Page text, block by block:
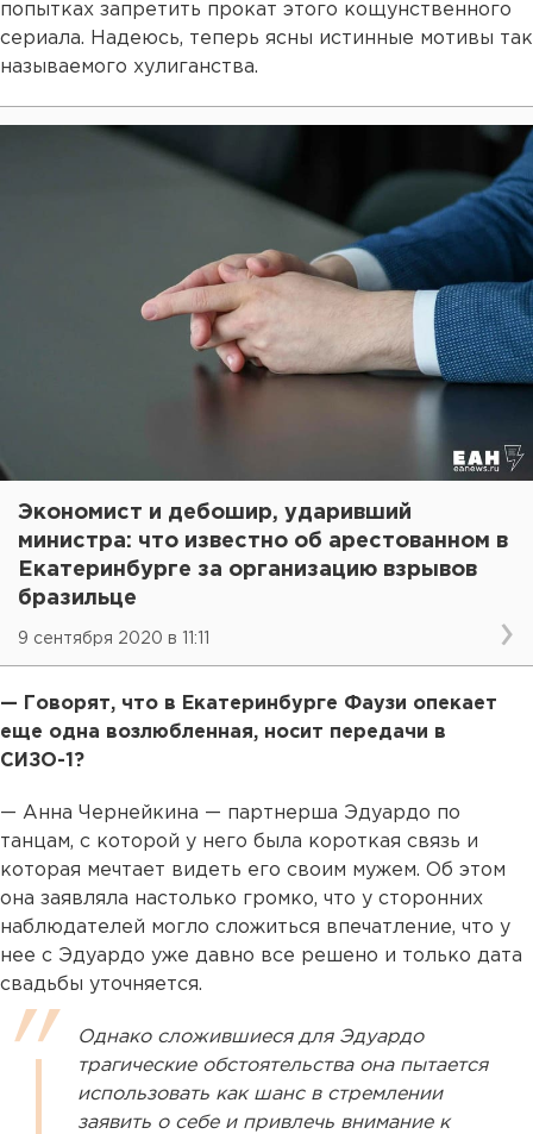
попытках запретить прокат этого кощунственного
сериала. Надеюсь, теперь ясны истинные мотивы так
называемого хулиганства.
Экономист и дебошир, ударивший
министра: что известно об арестованном в
Екатеринбурге за организацию взрывов
бразильце
9 сентября 2020 в 11:11
— Говорят, что в Екатеринбурге Фаузи опекает
еще одна возлюбленная, носит передачи в
СИЗО-1?
— Анна Чернейкина — партнерша Эдуардо по
танцам, с которой у него была короткая связь и
которая мечтает видеть его своим мужем. Об этом
она заявляла настолько громко, что у сторонних
наблюдателей могло сложиться впечатление, что у
нее с Эдуардо уже давно все решено и только дата
свадьбы уточняется.
Однако сложившиеся для Эдуардо
трагические обстоятельства она пытается
использовать как шанс в стремлении
заявить о себе и привлечь внимание к